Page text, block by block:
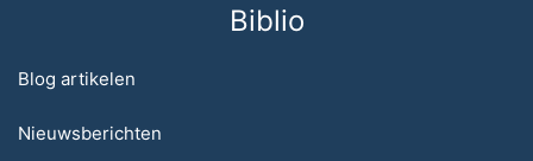
Biblio
Blog artikelen
Nieuwsberichten